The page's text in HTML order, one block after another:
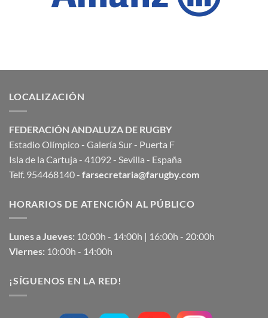
LOCALIZACIÓN
FEDERACIÓN ANDALUZA DE RUGBY
Estadio Olímpico - Galería Sur - Puerta F
Isla de la Cartuja - 41092 - Sevilla - España
Telf. 954468140 - farsecretaria@farugby.com
HORARIOS DE ATENCIÓN AL PÚBLICO
Lunes a Jueves: 10:00h - 14:00h | 16:00h - 20:00h
Viernes: 10:00h - 14:00h
¡SÍGUENOS EN LA RED!